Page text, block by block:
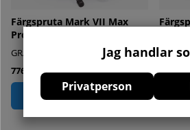
Jag handlar
Privatperson
Färgspruta Mark VII Max
Procontractor
GRACO
77600 kr
GRACO
29996